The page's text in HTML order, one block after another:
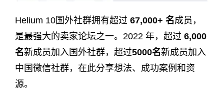
Helium 10国外社群拥有超过 67,000+ 名成员，
是最强大的卖家论坛之一。2022 年，超过 6,000
名新成员加入国外社群，超过5000名新成员加入
中国微信社群，在此分享想法、成功案例和资
源。